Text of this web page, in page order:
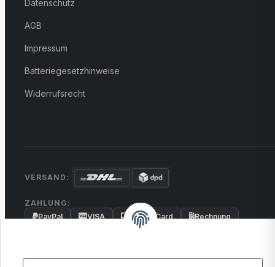
Datenschutz
AGB
Impressum
Batteriegesetzhinweise
Widerrufsrecht
VERSAND:
ZAHLUNG:
PayPal
VISA MasterCard
Rechnung
* Alle Preise inkl. gesetzlicher USt., zzgl.Versand